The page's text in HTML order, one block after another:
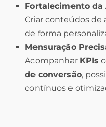
Fortalecimento da
Criar conteúdos de
de forma
Mensuração
Acompanhar KPIs
de conversão,
contínuos e